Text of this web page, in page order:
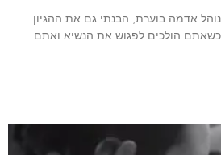
אדמה בוערת, הבנתי גם את ההגיון.
הולכים לפגוש את הנשיא ואתם